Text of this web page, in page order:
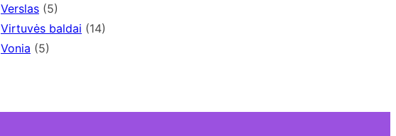
Verslas (5)
Virtuvės baldai (14)
Vonia (5)